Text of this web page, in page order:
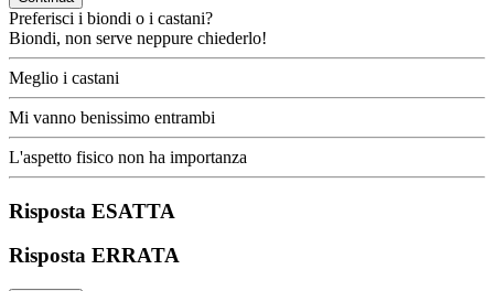
Preferisci i biondi o i castani?
Biondi, non serve neppure chiederlo!
Meglio i castani
Mi vanno benissimo entrambi
L'aspetto fisico non ha importanza
Risposta ESATTA
Risposta ERRATA